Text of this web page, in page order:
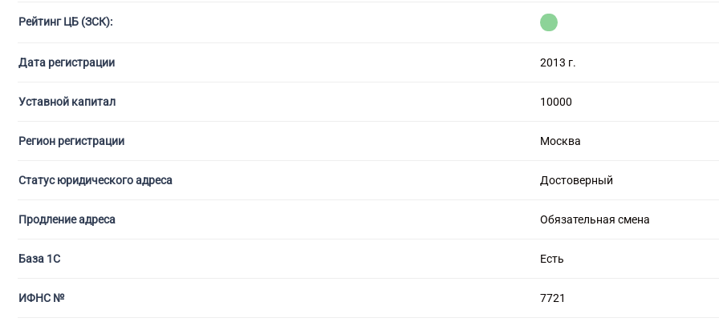
С лицензией на алмазную торговлю
Рейтинг ЦБ (ЗСК):
Дата регистрации 2013 г.
Уставной капитал 10000
Регион регистрации Москва
Статус юридического адреса Достоверный
Продление адреса Обязательная смена
База 1С Есть
ИФНС № 7721